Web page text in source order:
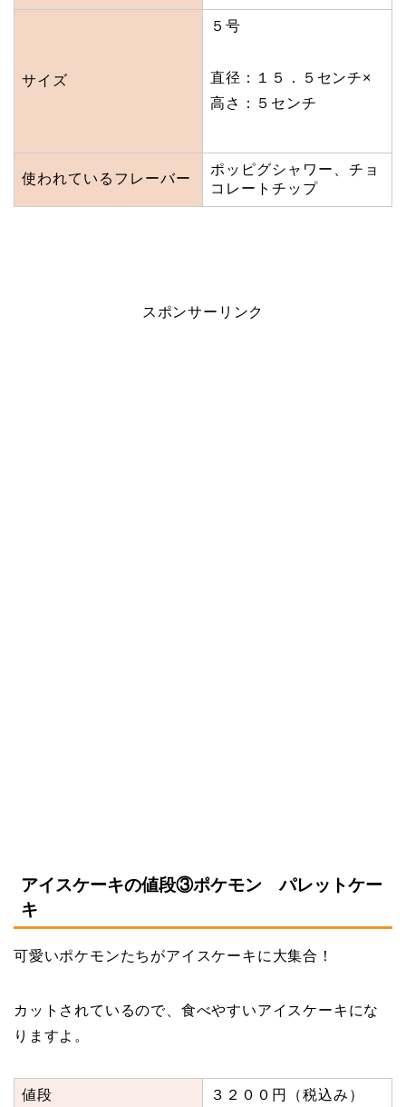
サイズ
５号
直径：１５．５センチ×
高さ：５センチ
使われているフレーバー
ポッピグシャワー、チョ
コレートチップ
スポンサーリンク
アイスケーキの値段③ポケモン パレットケー
キ
可愛いポケモンたちがアイスケーキに大集合！
カットされているので、食べやすいアイスケーキにな
りますよ。
値段 ３２００円（税込み）